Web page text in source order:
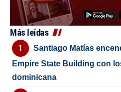
Más leídas
Santiago Matías
Empire State Building con
dominicana